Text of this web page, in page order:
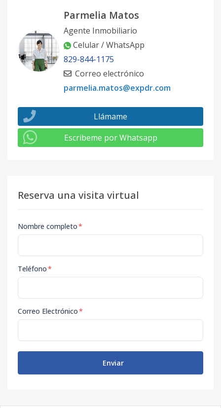
Parmelia Matos
Agente Inmobiliario
Celular / WhatsApp
829-844-1175
Correo electrónico
parmelia.matos@expdr.com
Llámame
Escribeme por Whatsapp
Reserva una visita virtual
Nombre completo*
Teléfono*
Correo Electrónico*
Enviar